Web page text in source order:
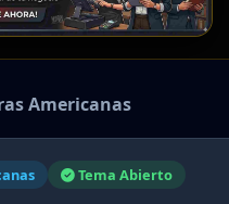
Americanas
Tema Abierto